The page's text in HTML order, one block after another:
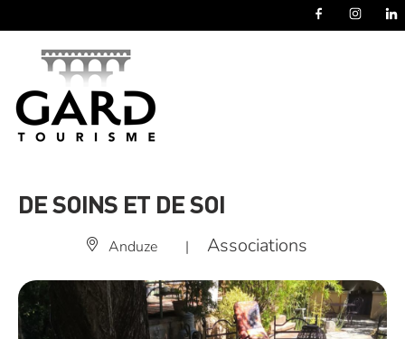
DE SOINS ET DE SOI
Anduze | Associations